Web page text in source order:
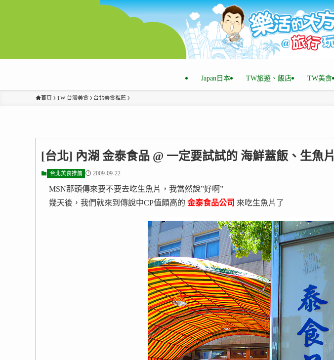
Japan日本 TW旅遊、飯店 TW美食
首頁 TW 台灣美食 台北美食推薦
[台北] 內湖 金泰食品 @ 一定要試試的 海鮮蓋飯、生魚片
台北美食推薦 2009-09-22
MSN那頭傳來要不要去吃生魚片，我當然說”好啊”
幾天後，我們就來到傳說中CP值頗高的 金泰食品公司 來吃生魚片了